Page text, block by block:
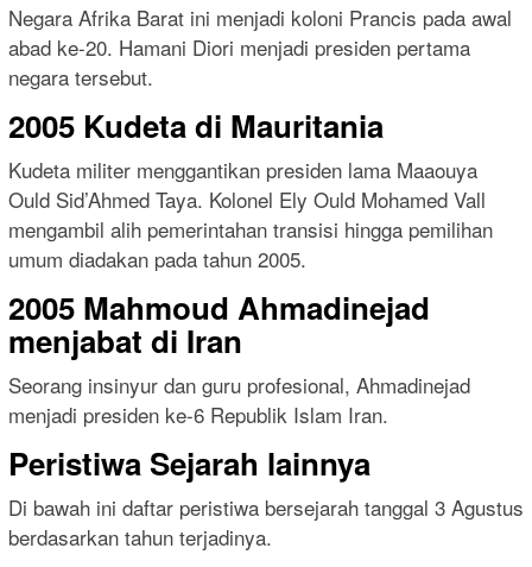
Negara Afrika Barat ini menjadi koloni Prancis pada awal
abad ke-20. Hamani Diori menjadi presiden pertama
negara tersebut.
2005 Kudeta di Mauritania
Kudeta militer menggantikan presiden lama Maaouya
Ould Sid’Ahmed Taya. Kolonel Ely Ould Mohamed Vall
mengambil alih pemerintahan transisi hingga pemilihan
umum diadakan pada tahun 2005.
2005 Mahmoud Ahmadinejad
menjabat di Iran
Seorang insinyur dan guru profesional, Ahmadinejad
menjadi presiden ke-6 Republik Islam Iran.
Peristiwa Sejarah lainnya
Di bawah ini daftar peristiwa bersejarah tanggal 3 Agustus
berdasarkan tahun terjadinya.